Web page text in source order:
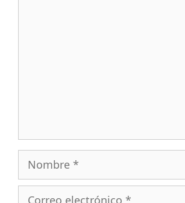
Nombre
Correo